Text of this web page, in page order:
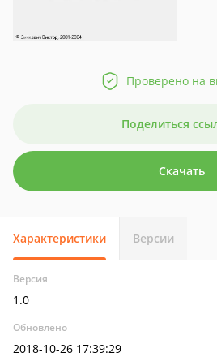
Проверено на
Поделиться
Скачать
Характеристики Версии
Версия
1.0
Обновлено
2018-10-26 17:39:29